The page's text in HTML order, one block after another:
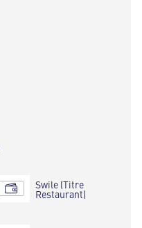
Swile (Titre
Restaurant)